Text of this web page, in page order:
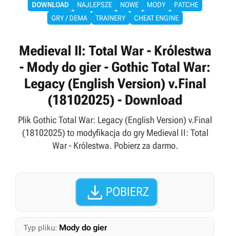
DOWNLOAD NAJLEPSZE NOWE MODY
PATCHE
GRY / DEMA
TRAINERY CHEAT ENGINE
Medieval II: Total War - Królestwa
- Mody do gier - Gothic Total War:
Legacy (English Version) v.Final
(18102025) - Download
Plik Gothic Total War: Legacy (English Version) v.Final
(18102025) to modyfikacja do gry Medieval II: Total
War - Królestwa. Pobierz za darmo.
 POBIERZ
Typ pliku: Mody do gier